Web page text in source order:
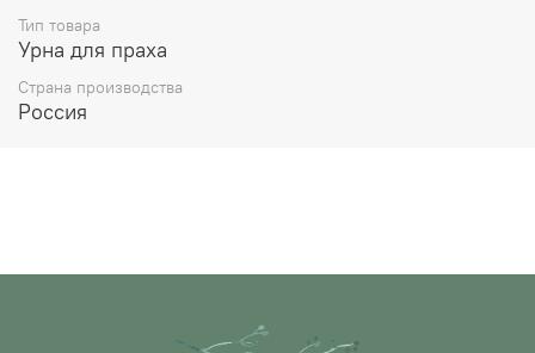
Тип товара
Урна для праха
Страна производства
Россия